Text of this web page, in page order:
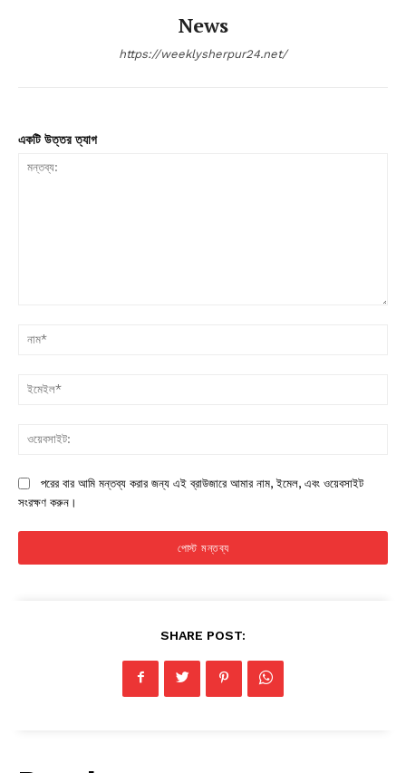
News
https://weeklysherpur24.net/
একটি উত্তর ত্যাগ
পরের বার আমি মন্তব্য করার জন্য এই ব্রাউজারে আমার নাম, ইমেল, এবং ওয়েবসাইট
সংরক্ষণ করুন।
SHARE POST: